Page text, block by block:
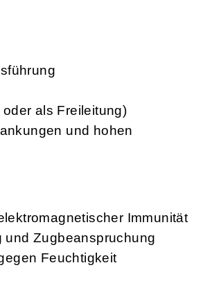
als Freileitung)
und hohen
Immunität
und Zugbeanspruchung
Feuchtigkeit